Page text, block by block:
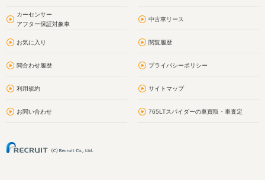
カーセンサー
アフター保証対象車
中古車リース
お気に入り 閲覧履歴
問合わせ履歴 プライバシーポリシー
利用規約 サイトマップ
お問い合わせ 765LTスパイダーの車買取・車査定